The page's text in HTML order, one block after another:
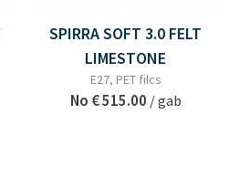
SPIRRA SOFT 3.0 FELT
LIMESTONE
E27, PET filcs
No € 515.00 / gab